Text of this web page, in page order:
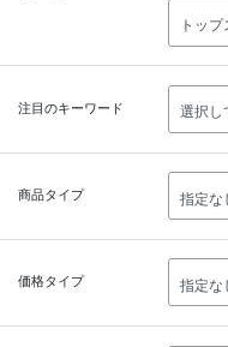
注目のキーワード
商品タイプ
価格タイプ